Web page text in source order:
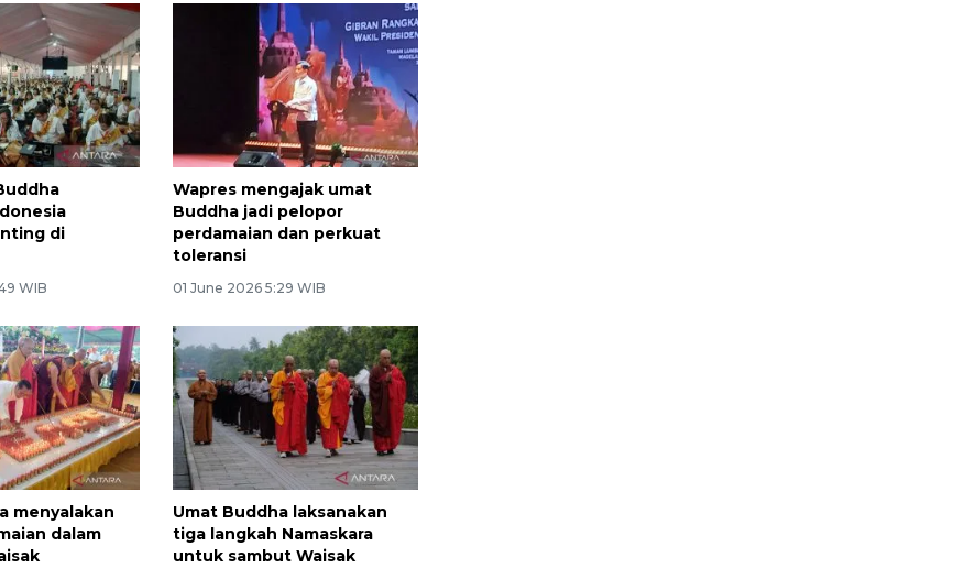
di
WIB
Wapres mengajak umat
Buddha jadi pelopor
perdamaian dan perkuat
toleransi
01 June 2026 5:29 WIB
menyalakan
dalam
Umat Buddha laksanakan
tiga langkah Namaskara
untuk sambut Waisak